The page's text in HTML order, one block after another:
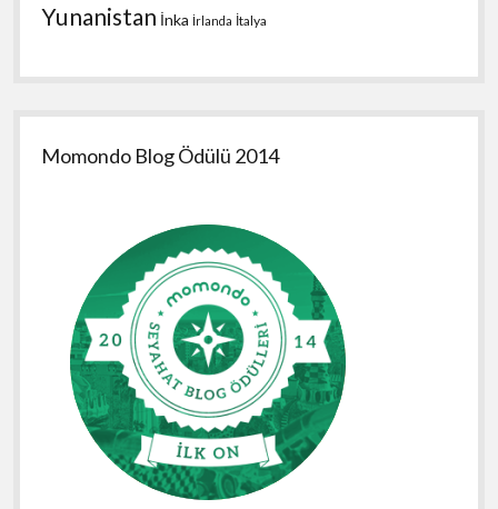
Yunanistan İnka İrlanda İtalya
Momondo Blog Ödülü 2014